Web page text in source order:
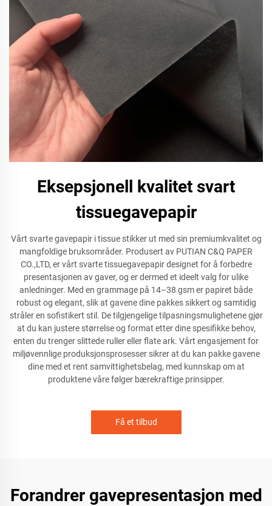
Eksepsjonell kvalitet svart
tissuegavepapir
Vårt svarte gavepapir i tissue stikker ut med sin premiumkvalitet og
mangfoldige bruksområder. Produsert av PUTIAN C&Q PAPER
CO.,LTD, er vårt svarte tissuegavepapir designet for å forbedre
presentasjonen av gaver, og er dermed et ideelt valg for ulike
anledninger. Med en grammage på 14–38 gsm er papiret både
robust og elegant, slik at gavene dine pakkes sikkert og samtidig
stråler en sofistikert stil. De tilgjengelige tilpasningsmulighetene gjør
at du kan justere størrelse og format etter dine spesifikke behov,
enten du trenger slittede ruller eller flate ark. Vårt engasjement for
miljøvennlige produksjonsprosesser sikrer at du kan pakke gavene
dine med et rent samvittighetsbelag, med kunnskap om at
produktene våre følger bærekraftige prinsipper.
Få et tilbud
Forandrer gavepresentasjon med